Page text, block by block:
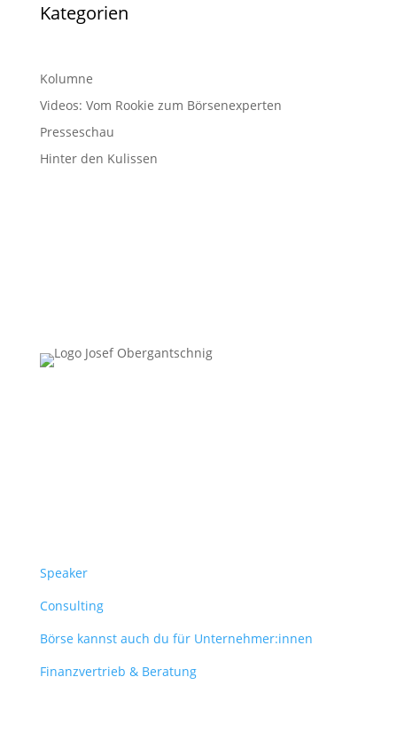
Kategorien
Kolumne
Videos: Vom Rookie zum Börsenexperten
Presseschau
Hinter den Kulissen
Speaker
Consulting
Börse kannst auch du für Unternehmer:innen
Finanzvertrieb & Beratung